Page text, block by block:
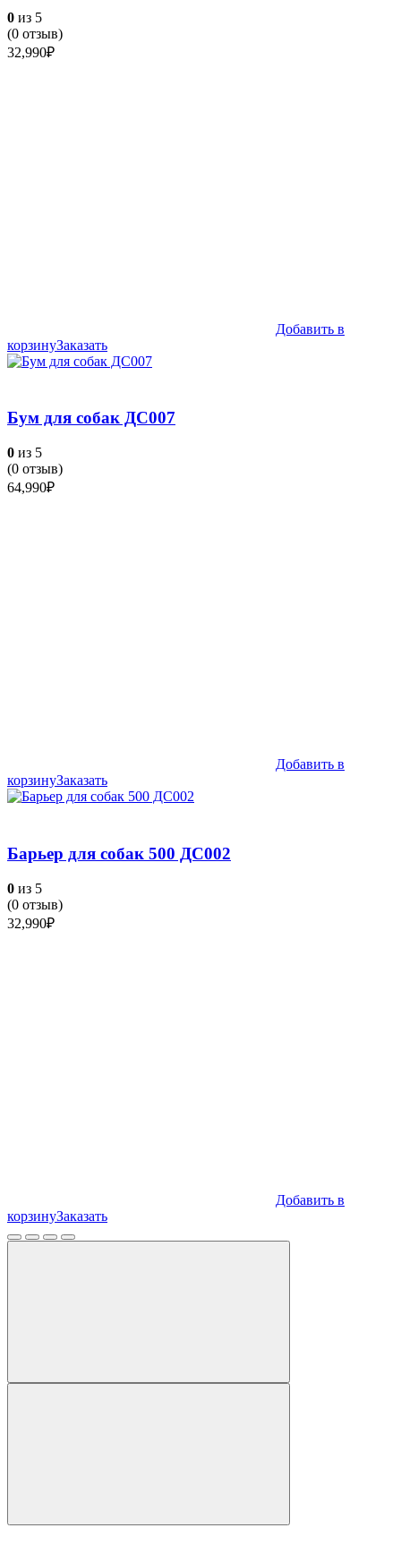
0 из 5
(0 отзыв)
32,990₽
Добавить в
корзинуЗаказать
Бум для собак ДС007
0 из 5
(0 отзыв)
64,990₽
Добавить в
корзинуЗаказать
Барьер для собак 500 ДС002
0 из 5
(0 отзыв)
32,990₽
Добавить в
корзинуЗаказать